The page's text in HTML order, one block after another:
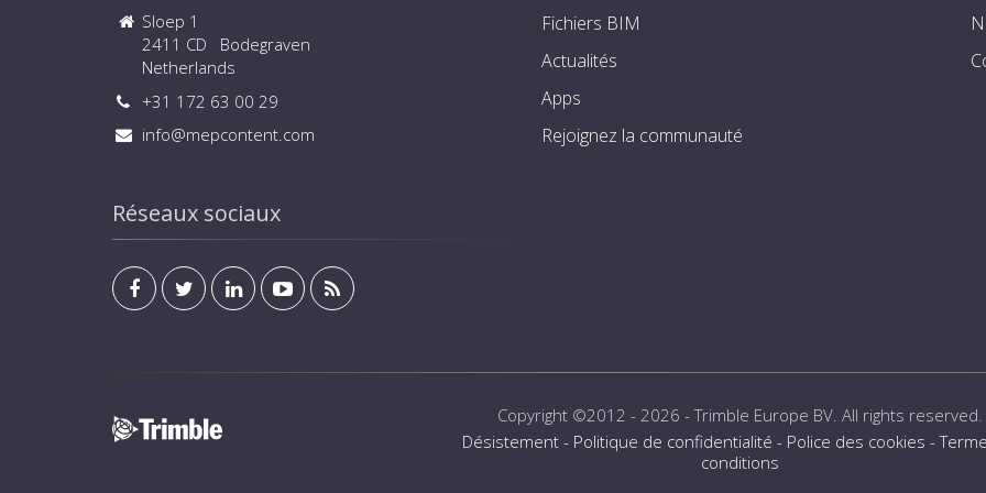
Sloep 1
2411 CD Bodegraven
Netherlands
+31 172 63 00 29
info@mepcontent.com
Réseaux sociaux
Fichiers BIM
Actualités
Apps
Rejoignez la communauté
Copyright ©2012 - 2026 -Trimble Europe BV. All rights reserved.
Désistement - Politique de confidentialité - Police des cookies -
conditions